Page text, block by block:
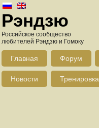
Рэндзю
Российское сообщество
любителей Рэндзю и Гомоку
Главная Форум
Новости Тренировка